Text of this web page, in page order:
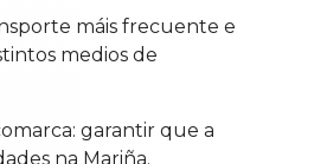
máis frecuente e
medios de
garantir que a
na Mariña.